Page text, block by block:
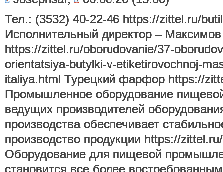
Тел.: (3532) 40-22-46 https://zittel.ru/
Исполнительный директор –
https://zittel.ru/oborudovanie/37-
orientatsiya-butylki-v-etiketirovochnoj-
italiya.html Турецкий фарфор https://
Промышленное оборудование
ведущих производителей
производства обеспечивает
производство продукции https://
Оборудование для пищевой
становится все более